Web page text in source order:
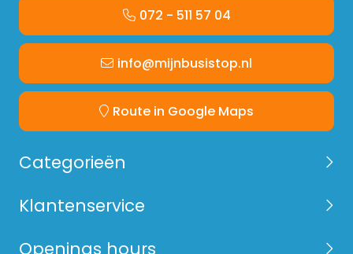
072 - 511 57 04
info@mijnbusistop.nl
Route in Google Maps
Categorieën
Klantenservice
Openings hours